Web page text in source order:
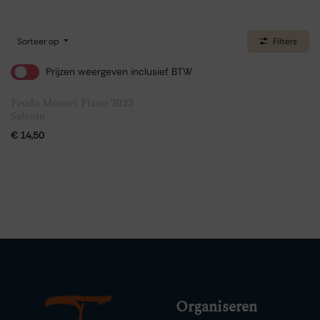
Sorteer op Filters
Prijzen weergeven inclusief BTW
€ 14,50
Organiseren